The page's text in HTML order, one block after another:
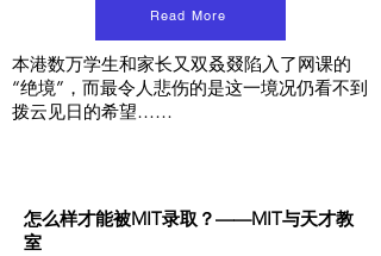
Read More
本港数万学生和家长又双叒叕陷入了网课的
“绝境”，而最令人悲伤的是这一境况仍看不到
拨云见日的希望……
怎么样才能被MIT录取？——MIT与天才教
室